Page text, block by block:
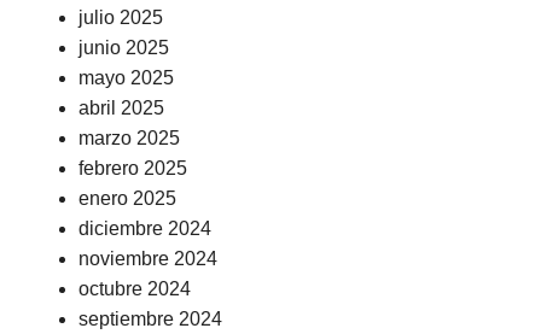
julio 2025
junio 2025
mayo 2025
abril 2025
marzo 2025
febrero 2025
enero 2025
diciembre 2024
noviembre 2024
octubre 2024
septiembre 2024